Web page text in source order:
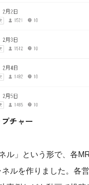
チャー
ル」という形で、各
ルを作りました。各